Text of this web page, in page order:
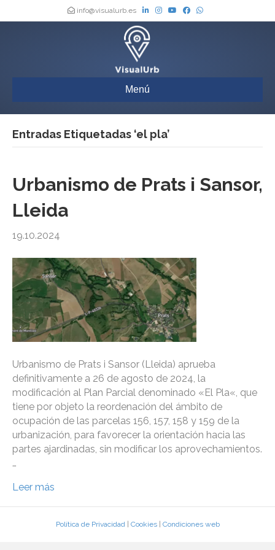
info@visualurb.es
Menú
Entradas Etiquetadas ‘el pla’
Urbanismo de Prats i Sansor,
Lleida
19.10.2024
Urbanismo de Prats i Sansor (Lleida) aprueba
definitivamente a 26 de agosto de 2024, la
modificación al Plan Parcial denominado «El Pla«, que
tiene por objeto la reordenación del ámbito de
ocupación de las parcelas 156, 157, 158 y 159 de la
urbanización, para favorecer la orientación hacia las
partes ajardinadas, sin modificar los aprovechamientos.
…
Leer más
Política de Privacidad| Cookies| Condiciones web